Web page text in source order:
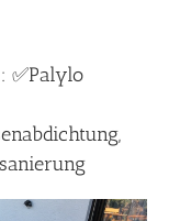
✅Palylo